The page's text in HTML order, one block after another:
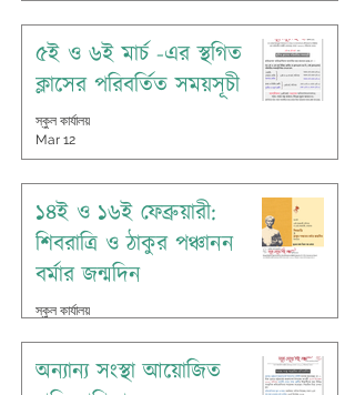
৫ই ও ৬ই মার্চ -এর স্থগিত
ক্লাসের পরিবর্তিত সময়সূচী
স্কুল কার্যালয়
Mar 12
১৪ই ও ১৬ই ফেব্রুয়ারী:
শিবরাত্রি ও ঠাকুর পঞ্চানন
বর্মার জন্মদিন
স্কুল কার্যালয়
অন্যান্য সংস্থা আয়োজিত